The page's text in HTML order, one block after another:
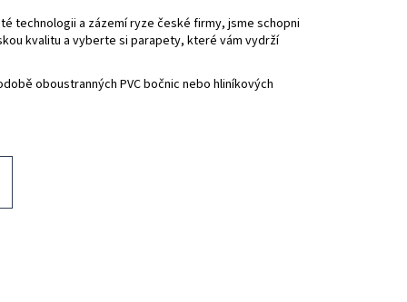
technologii a zázemí ryze české firmy, jsme schopni
kvalitu a vyberte si parapety, které vám vydrží
oboustranných PVC bočnic nebo hliníkových